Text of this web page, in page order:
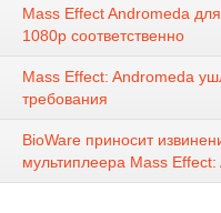
Mass Effect Andromeda
1080p соответственно
Mass Effect: Andromeda
требования
BioWare приносит
мультиплеера Mass